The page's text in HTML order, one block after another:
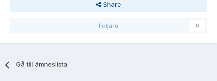
Share
Följare 0
Gå till ämneslista